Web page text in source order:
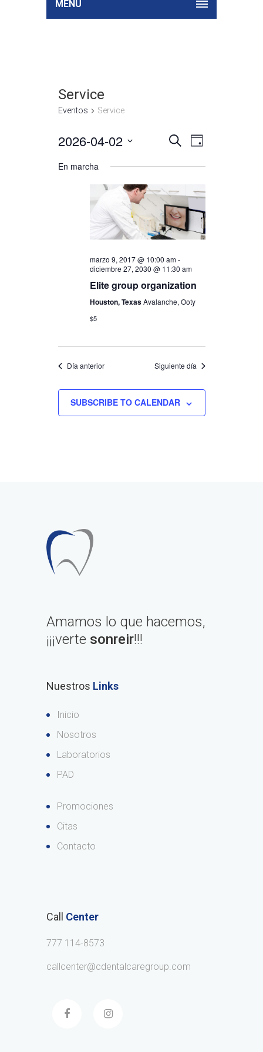
MENU
Service
Eventos Service
Búsqueda
de
vistas
de
Eventos
BUSCARNavegación
de
DAY
2026-04-02
Seleccionar
En marcha
marzo 9, 2017 @ 10:00 am-
diciembre 27, 2030 @ 11:30 am
Elite group organization
Houston, TexasAvalanche, Ooty
$5
Día anterior Siguiente día
SUBSCRIBE TO CALENDAR
Amamos lo que hacemos,
¡¡¡verte sonreir!!!
Nuestros Links
Inicio
Nosotros
Laboratorios
PAD
Promociones
Citas
Contacto
Call Center
777 114-8573
callcenter@cdentalcaregroup.com